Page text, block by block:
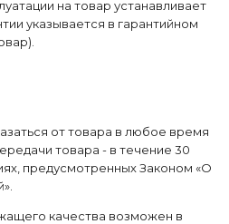
на товар устанавливает
указывается в гарантийном
от товара в любое время
товара - в течение 30
предусмотренных Законом «О
качества возможен в